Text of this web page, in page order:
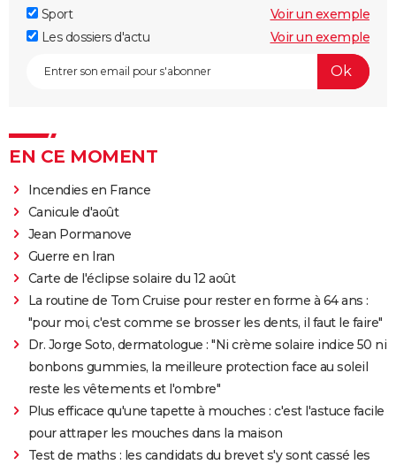
Sport
Voir un exemple
Les dossiers d'actu
Voir un exemple
EN CE MOMENT
Incendies en France
Canicule d'août
Jean Pormanove
Guerre en Iran
Carte de l'éclipse solaire du 12 août
La routine de Tom Cruise pour rester en forme à 64 ans :
"pour moi, c'est comme se brosser les dents, il faut le faire"
Dr. Jorge Soto, dermatologue : "Ni crème solaire indice 50 ni
bonbons gummies, la meilleure protection face au soleil
reste les vêtements et l'ombre"
Plus efficace qu'une tapette à mouches : c'est l'astuce facile
pour attraper les mouches dans la maison
Test de maths : les candidats du brevet s'y sont cassé les